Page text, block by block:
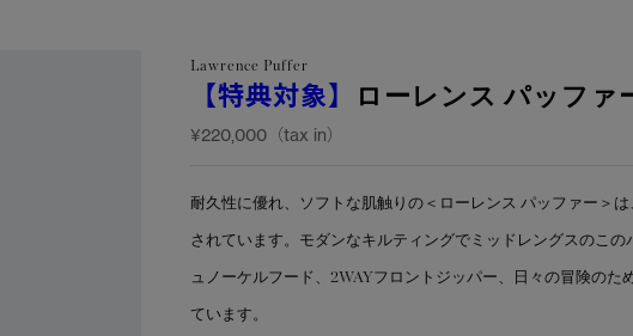
Lawrence Puffer
【特典対象】 ローレンス パッファ
¥220,000（tax in）
耐久性に優れ、ソフトな肌触りの＜ローレンス パッファー＞
されています。モダンなキルティングでミッドレングスのこ
ュノーケルフード、2WAYフロントジッパー、日々の冒険のた
ています。